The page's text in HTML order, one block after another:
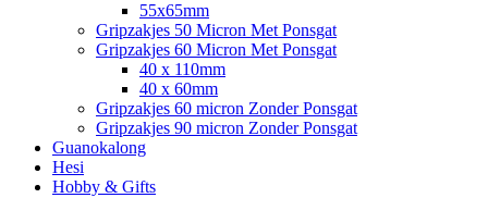
55x65mm
Gripzakjes 50 Micron Met Ponsgat
Gripzakjes 60 Micron Met Ponsgat
40 x 110mm
40 x 60mm
Gripzakjes 60 micron Zonder Ponsgat
Gripzakjes 90 micron Zonder Ponsgat
Guanokalong
Hesi
Hobby & Gifts